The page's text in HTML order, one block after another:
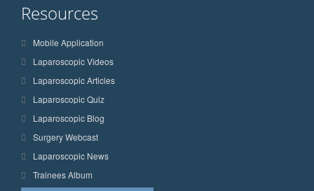
Resources
Mobile Application
Laparoscopic Videos
Laparoscopic Articles
Laparoscopic Quiz
Laparoscopic Blog
Surgery Webcast
Laparoscopic News
Trainees Album